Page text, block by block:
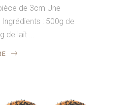
de 3cm Une
: 500g de
de lait